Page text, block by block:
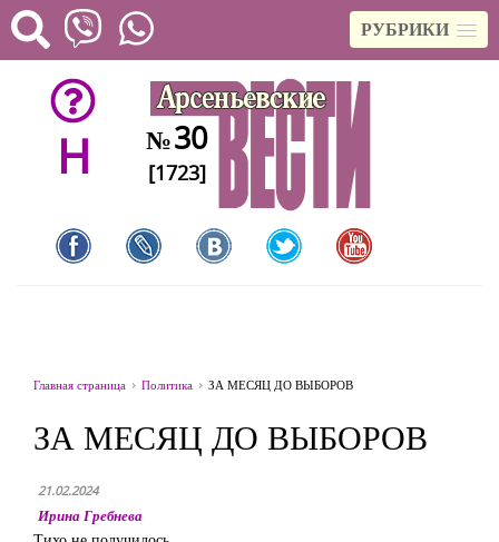
РУБРИКИ
H №30
[1723]
Главная страница Политика ЗА МЕСЯЦ ДО ВЫБОРОВ
ЗА МЕСЯЦ ДО ВЫБОРОВ
21.02.2024
Ирина Гребнева